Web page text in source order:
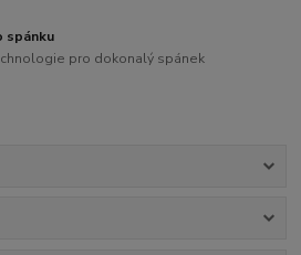
spánku
pro dokonalý spánek